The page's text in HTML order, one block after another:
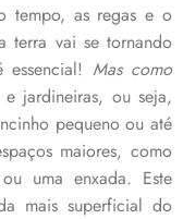
tempo, as regas e o
terra vai se tornando
Mas como
jardineiras, ou seja,
pequeno ou até
maiores, como
uma enxada. Este
mais superficial do